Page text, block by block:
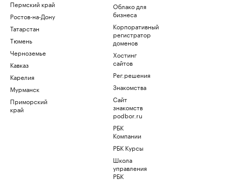
Пермский край
Ростов-на-Дону
Татарстан
Тюмень
Черноземье
Кавказ
Карелия
Мурманск
Приморский
край
Облако для
бизнеса
Корпоративный
регистратор
доменов
Хостинг
сайтов
Рег.решения
Знакомства
Сайт
знакомств
podbor.ru
РБК
Компании
РБК Курсы
Школа
управления
РБК